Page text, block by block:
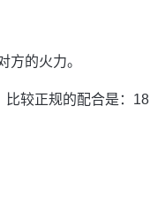
方的火力。
比较正规的配合是：18